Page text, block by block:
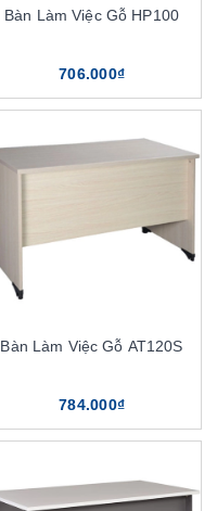
Bàn Làm Việc Gỗ HP100
706.000₫
Bàn Làm Việc Gỗ AT120S
784.000₫